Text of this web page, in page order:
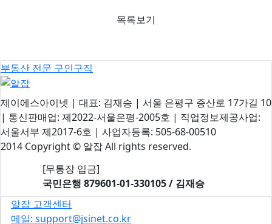
목록보기
부동산 전문 구인구직
제이에스아이넷 | 대표: 김재승 | 서울 은평구 증산로 17가길 10
| 통신판매업: 제2022-서울은평-2005호 | 직업정보제공사업:
서울서부 제2017-6호 | 사업자등록: 505-68-00510
2014 Copyright © 알잡 All rights reserved.
[무통장 입금]
국민은행 879601-01-330105 / 김재승
알잡 고객센터
메일: support@jsinet.co.kr